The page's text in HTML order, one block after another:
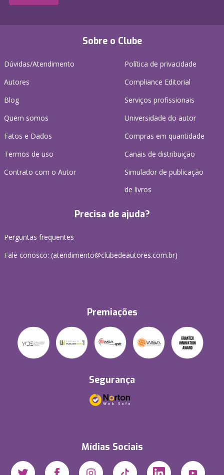
Sobre o Clube
Dúvidas/Atendimento
Autores
Blog
Quem somos
Fatos e Dados
Termos de uso
Contrato com o Autor
Política de privacidade
Compliance Editorial
Serviços profissionais
Universidade do autor
Compras em quantidade
Canais de distribuição
Simulador de publicação
de livros
Precisa de ajuda?
Perguntas frequentes
Fale conosco: (atendimento@clubedeautores.com.br)
Premiações
Segurança
Mídias Sociais